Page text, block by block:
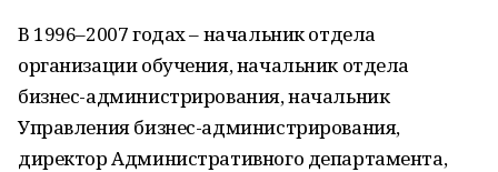
В 1996–2007 годах – начальник отдела
организации обучения, начальник отдела
бизнес-администрирования, начальник
Управления бизнес-администрирования,
директор Административного департамента,